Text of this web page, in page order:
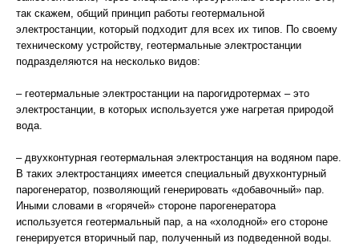
так скажем, общий принцип работы геотермальной
электростанции, который подходит для всех их типов. По своему
техническому устройству, геотермальные электростанции
подразделяются на несколько видов:
– геотермальные электростанции на парогидротермах – это
электростанции, в которых используется уже нагретая природой
вода.
– двухконтурная геотермальная электростанция на водяном паре.
В таких электростанциях имеется специальный двухконтурный
парогенератор, позволяющий генерировать «добавочный» пар.
Иными словами в «горячей» стороне парогенератора
используется геотермальный пар, а на «холодной» его стороне
генерируется вторичный пар, полученный из подведенной воды.